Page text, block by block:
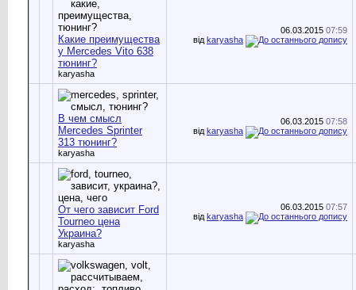
Какие преимущества
у Mercedes Vito 638
тюнинг?
karyasha
06.03.2015 07:59
від karyasha
В чем смысл
Mercedes Sprinter
313 тюнинг?
karyasha
06.03.2015 07:58
від karyasha
От чего зависит Ford
Tourneo цена
Украина?
karyasha
06.03.2015 07:57
від karyasha